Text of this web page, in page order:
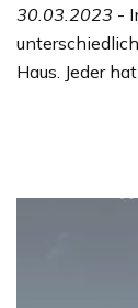
30.03.2023 -
Haus. Jeder